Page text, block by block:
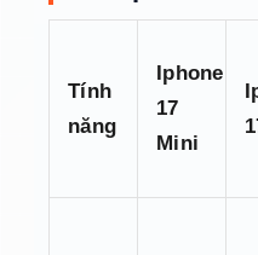
Tính
năng
Iphone
17
Mini